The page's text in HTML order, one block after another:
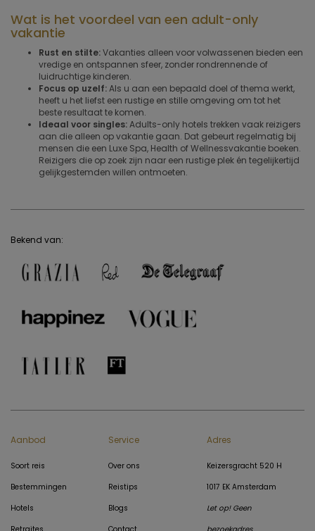
Wat is het voordeel van een adult-only
vakantie
Rust en stilte:Vakanties alleen voor volwassenen bieden een
vredige en ontspannen sfeer, zonder rondrennende of
luidruchtige kinderen.
Focus op uzelf:Als u aan een bepaald doel of thema werkt,
heeft u het liefst een rustige en stille omgeving om tot het
beste resultaat te komen.
Ideaal voor singles:Adults-only hotels trekken vaak reizigers
aan die alleen op vakantie gaan. Dat gebeurt regelmatig bij
mensen die een Luxe Spa, Health of Wellnessvakantie boeken.
Reizigers die op zoek zijn naar een rustige plek én tegelijkertijd
gelijkgestemden willen ontmoeten.
Bekend van:
Aanbod
Soort reis
Bestemmingen
Hotels
Service
Over ons
Reistips
Blogs
Adres
Keizersgracht 520 H
1017 EK Amsterdam
Let op! Geen